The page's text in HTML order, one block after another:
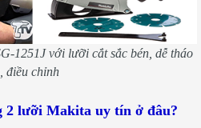
1251J với lưỡi cắt sắc bén, dễ tháo
điều chỉnh
2 lưỡi Makita uy tín ở đâu?